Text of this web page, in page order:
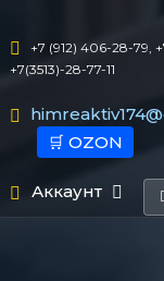
+7 (912) 406-28-79,
+7(3513)-28-77-11
🛒 OZON
Аккаунт